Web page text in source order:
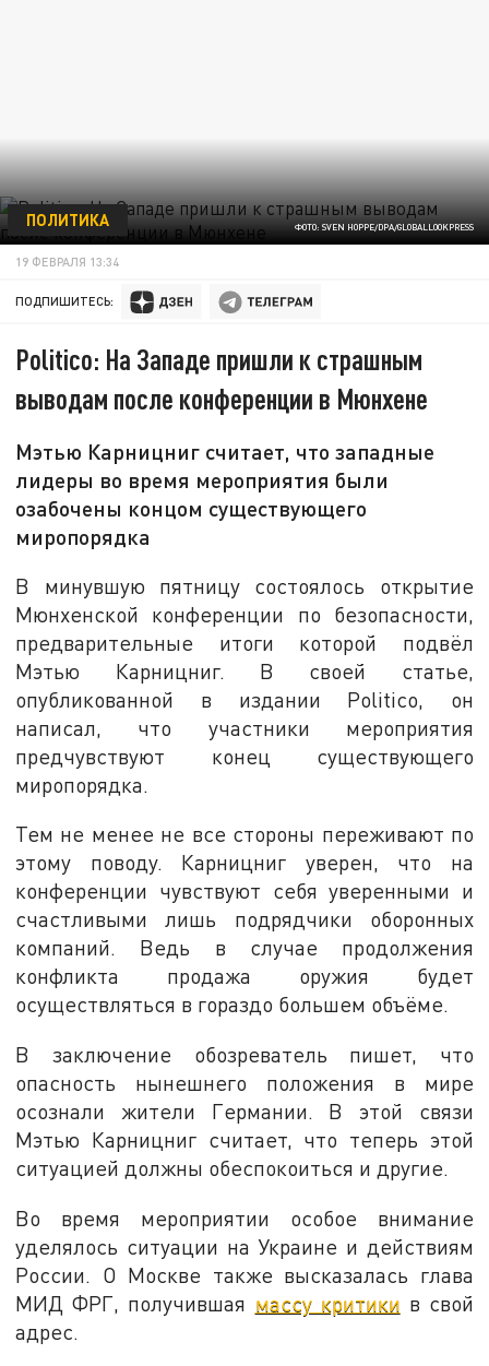
ФОТО: SVEN HOPPE/DPA/GLOBALLOOKPRESS
ПОЛИТИКА
19 ФЕВРАЛЯ 13:34
ПОДПИШИТЕСЬ:
Politico: На Западе пришли к страшным
выводам после конференции в Мюнхене
Мэтью Карницниг считает, что западные
лидеры во время мероприятия были
озабочены концом существующего
миропорядка
В минувшую пятницу состоялось открытие
Мюнхенской конференции по безопасности,
предварительные итоги которой подвёл
Мэтью Карницниг. В своей статье,
опубликованной в издании Politico, он
написал, что участники мероприятия
предчувствуют конец существующего
миропорядка.
Тем не менее не все стороны переживают по
этому поводу. Карницниг уверен, что на
конференции чувствуют себя уверенными и
счастливыми лишь подрядчики оборонных
компаний. Ведь в случае продолжения
конфликта продажа оружия будет
осуществляться в гораздо большем объёме.
В заключение обозреватель пишет, что
опасность нынешнего положения в мире
осознали жители Германии. В этой связи
Мэтью Карницниг считает, что теперь этой
ситуацией должны обеспокоиться и другие.
Во время мероприятии особое внимание
уделялось ситуации на Украине и действиям
России. О Москве также высказалась глава
МИД ФРГ, получившая массу критики в свой
адрес.